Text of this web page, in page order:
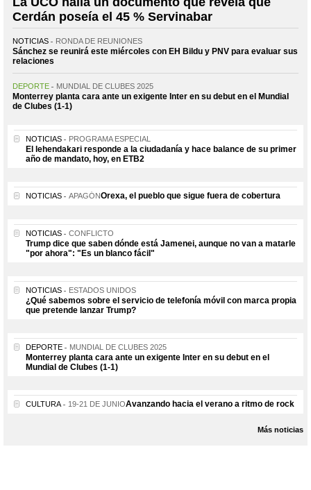
Cerdán poseía el 45 % Servinabar
NOTICIAS RONDA DE REUNIONES
Sánchez se reunirá este miércoles con EH Bildu y PNV para evaluar sus
relaciones
DEPORTE MUNDIAL DE CLUBES 2025
Monterrey planta cara ante un exigente Inter en su debut en el Mundial
de Clubes (1-1)
NOTICIAS PROGRAMA ESPECIAL
El lehendakari responde a la ciudadanía y hace balance de su primer
año de mandato, hoy, en ETB2
NOTICIAS APAGÓNOrexa, el pueblo que sigue fuera de cobertura
NOTICIAS CONFLICTO
Trump dice que saben dónde está Jamenei, aunque no van a matarle
"por ahora": "Es un blanco fácil"
NOTICIAS ESTADOS UNIDOS
¿Qué sabemos sobre el servicio de telefonía móvil con marca propia
que pretende lanzar Trump?
DEPORTE MUNDIAL DE CLUBES 2025
Monterrey planta cara ante un exigente Inter en su debut en el
Mundial de Clubes (1-1)
CULTURA 19-21 DE JUNIOAvanzando hacia el verano a ritmo de rock
Más noticias